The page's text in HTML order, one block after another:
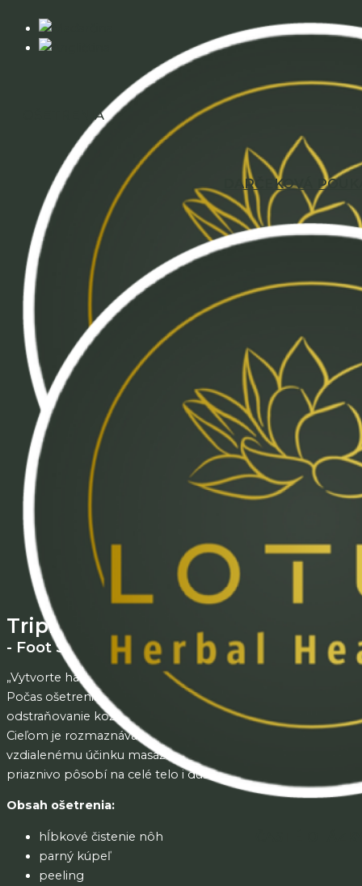
OŠETRENIA
DARČEKOVÁ
Triple Foot Spa (pre 3 osoby)
- Foot Spa súčasne pre tri osoby
„Vytvorte harmóniu tela a duše“ – to je cieľom Foot Spa.
Počas ošetrenia sa nevykonáva pedikúra. Žiadne
odstraňovanie kožičky, žiadna starostlivosť o nechty.
Cieľom je rozmaznávanie chodidiel, ktoré vďaka
vzdialenému účinku masáže a parafínového zábalu
priaznivo pôsobí na celé telo i dušu.
Obsah ošetrenia:
hĺbkové čistenie nôh
parný kúpeľ
peeling